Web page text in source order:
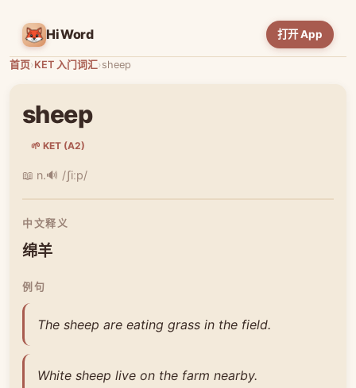
HiWord 打开 App
首页›KET 入门词汇›sheep
sheep
🌱 KET (A2)
📖 n.🔊 /ʃiːp/
中文释义
绵羊
例句
The sheep are eating grass in the field.
White sheep live on the farm nearby.